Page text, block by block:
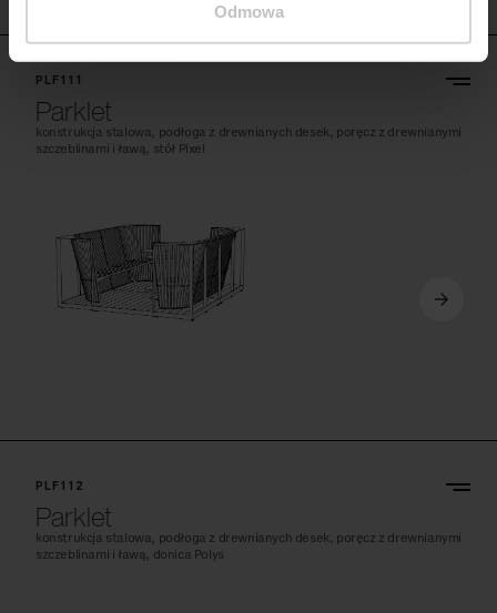
Odmowa
PLF111
Parklet
konstrukcja stalowa, podłoga z drewnianych desek, poręcz z drewnianymi
szczeblinami i ławą, stół Pixel
PLF112
Parklet
konstrukcja stalowa, podłoga z drewnianych desek, poręcz z drewnianymi
szczeblinami i ławą, donica Polys